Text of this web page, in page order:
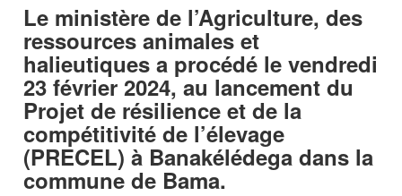
Le ministère de l’Agriculture, des
ressources animales et
halieutiques a procédé le vendredi
23 février 2024, au lancement du
Projet de résilience et de la
compétitivité de l’élevage
(PRECEL) à Banakélédega dans la
commune de Bama.